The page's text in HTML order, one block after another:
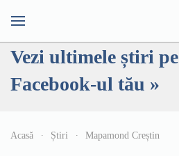
Vezi ultimele știri pe
Facebook-ul tău »
Acasă Știri Mapamond Creștin